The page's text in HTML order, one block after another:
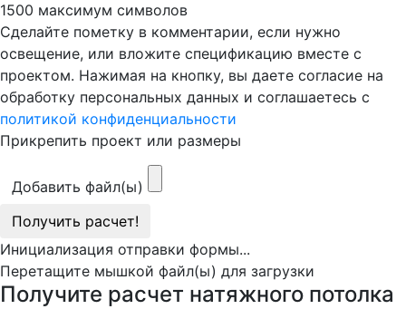
1500 максимум символов
Сделайте пометку в комментарии, если нужно
освещение, или вложите спецификацию вместе с
проектом. Нажимая на кнопку, вы даете согласие на
обработку персональных данных и соглашаетесь с
политикой конфиденциальности
Прикрепить проект или размеры
Добавить файл(ы)
Получить расчет!
Инициализация отправки формы...
Перетащите мышкой файл(ы) для загрузки
Получите расчет натяжного потолка